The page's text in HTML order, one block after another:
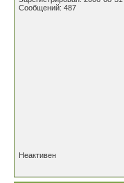
Сообщений: 487
Неактивен